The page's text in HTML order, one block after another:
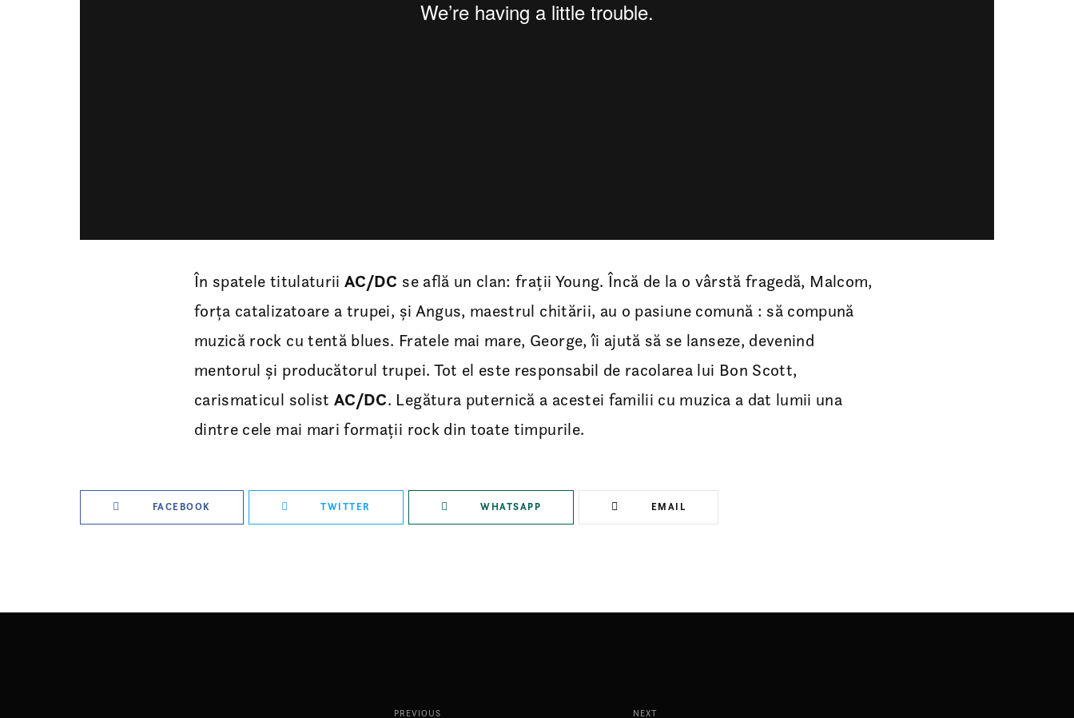
În spatele titulaturiiAC/DC se află un clan: frații Young. Încă de la o vârstă fragedă, Malcom,
forța catalizatoare a trupei, și Angus, maestrul chitării, au o pasiune comună : să compună
muzică rock cu tentă blues. Fratele mai mare, George, îi ajută să se lanseze, devenind
mentorul și producătorul trupei. Tot el este responsabil de racolarea lui Bon Scott,
carismaticul solistAC/DC. Legătura puternică a acestei familii cu muzica a dat lumii una
dintre cele mai mari formații rock din toate timpurile.
FACEBOOK TWITTER WHATSAPP EMAIL
PREVIOUS NEXT